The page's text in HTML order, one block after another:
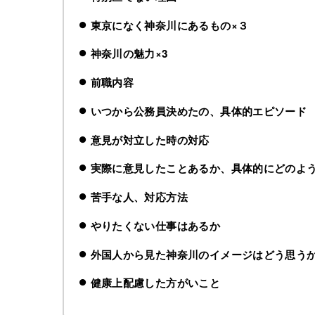
東京になく神奈川にあるもの×３
神奈川の魅力×3
前職内容
いつから公務員決めたの、具体的エピソード
意見が対立した時の対応
実際に意見したことあるか、具体的にどのよ
苦手な人、対応方法
やりたくない仕事はあるか
外国人から見た神奈川のイメージはどう思う
健康上配慮した方がいこと